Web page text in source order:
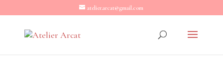
atelier.arcat@gmail.com